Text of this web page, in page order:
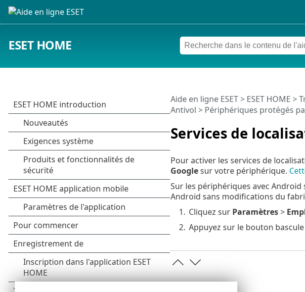
ESET HOME
Services de
Aide en ligne ESET> ESET HOME >
Antivol > Périphériques protégés
Pour activer les services de
Googlesur votre périphérique.
Sur les périphériques avec
Android sans modifications du
1. Cliquez sur Paramètres>
2. Appuyez sur le bouton bascule